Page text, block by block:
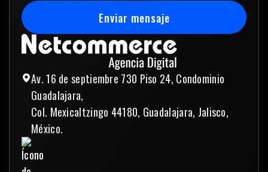
Av. 16 de septiembre 730 Piso 24, Condominio
Guadalajara,
Col. Mexicaltzingo 44180, Guadalajara, Jalisco,
México.
Enviar mensaje
Enviar mensaje